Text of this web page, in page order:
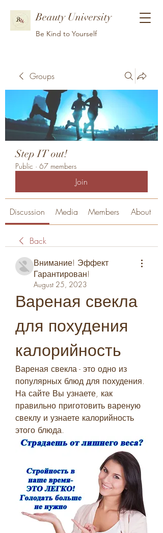
Beauty University
Be Kind to Yourself
Groups
Step IT out!
Public · 67 members
Join
Discussion Media Members About
Back
Внимание! Эффект
Гарантирован!
August 25, 2023
Вареная свекла
для похудения
калорийность
Вареная свекла - это одно из
популярных блюд для похудения.
На сайте Вы узнаете, как
правильно приготовить вареную
свеклу и узнаете калорийность
этого блюда.